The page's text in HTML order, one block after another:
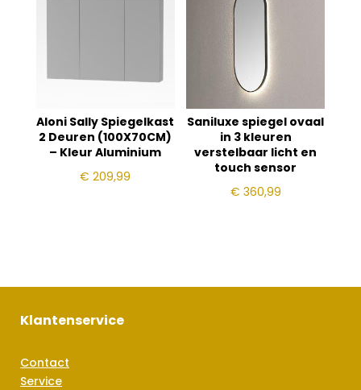
Aloni Sally Spiegelkast
2 Deuren (100X70CM)
– Kleur Aluminium
€ 209,99
Saniluxe spiegel ovaal
in 3 kleuren
verstelbaar licht en
touch sensor
€ 360,99
Klantenservice
Contact
Service